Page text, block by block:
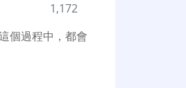
1,172
個過程中，都會